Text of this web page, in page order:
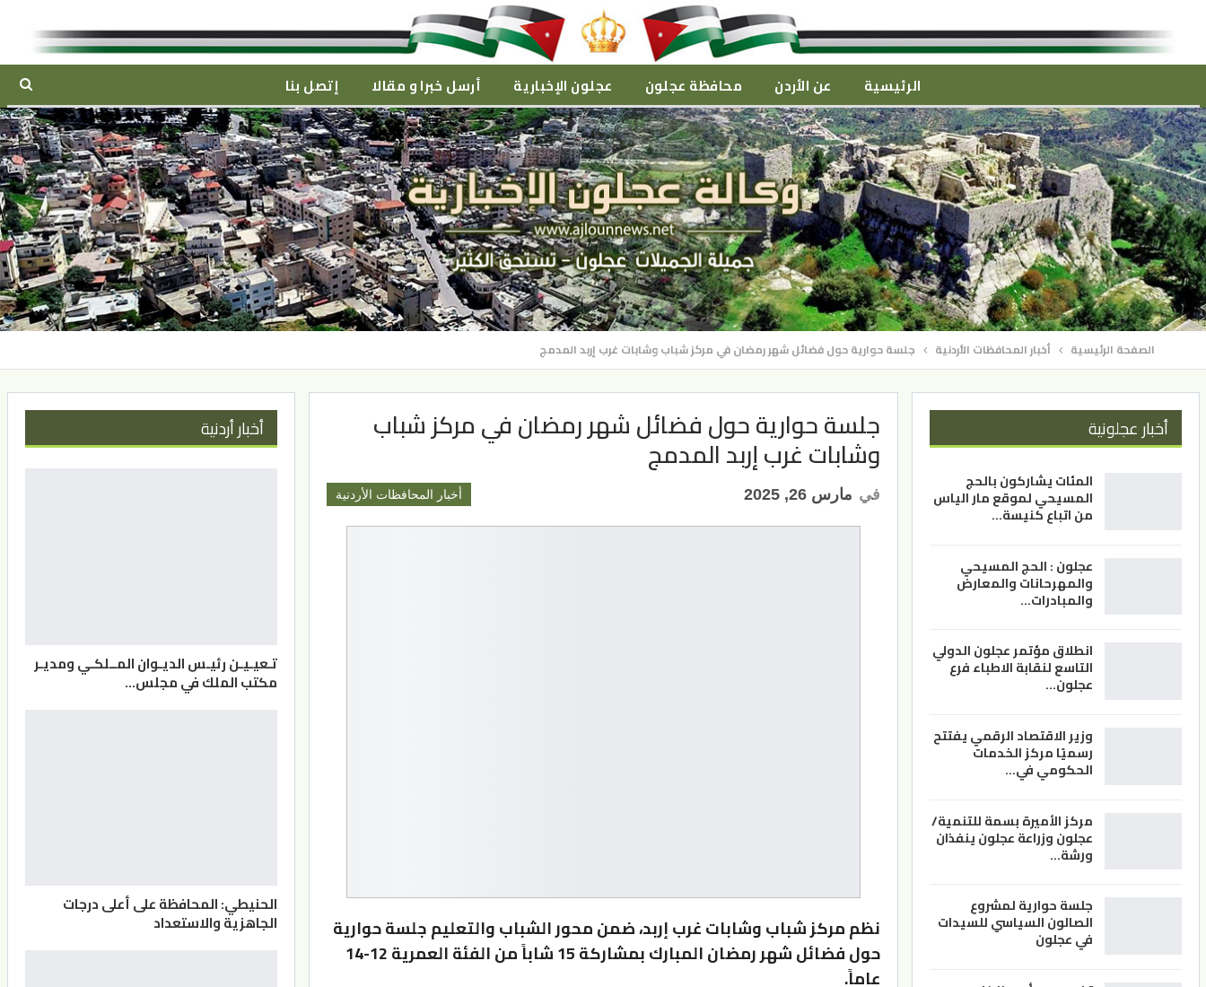
الرئيسية عن الأردن محافظة عجلون عجلون الإخبارية أرسل خبرا و مقالا إتصل بنا
الصفحة الرئيسية أخبار المحافظات الأردنية جلسة حوارية حول فضائل شهر رمضان في مركز شباب وشابات غرب إربد المدمج
جلسة حوارية حول فضائل شهر رمضان في مركز شباب
وشابات غرب إربد المدمج
أخبار المحافظات الأردنية في مارس 26, 2025
نظم مركز شباب وشابات غرب إربد، ضمن محور الشباب والتعليم جلسة حوارية
حول فضائل شهر رمضان المبارك بمشاركة 15 شاباً من الفئة العمرية 12-14
عاماً.
أخبار عجلونية
المئات يشاركون بالحج
المسيحي لموقع مار الياس
من اتباع كنيسة…
عجلون : الحج المسيحي
والمهرحانات والمعارض
والمبادرات…
انطلاق مؤتمر عجلون الدولي
التاسع لنقابة الاطباء فرع
عجلون…
وزير الاقتصاد الرقمي يفتتح
رسميًا مركز الخدمات
الحكومي في…
مركز الأميرة بسمة للتنمية/
عجلون وزراعة عجلون ينفذان
ورشة…
جلسة حوارية لمشروع
الصالون السياسي للسيدات
في عجلون
أخبار أردنية
تـعيـيـن رئيـس الديـوان المــلكـي ومديـر
مكتب الملك في مجلس…
الحنيطي: المحافظة على أعلى درجات
الجاهزية والاستعداد